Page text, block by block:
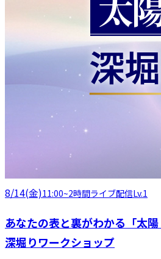
8/14(金)11:00~2時間ライブ配信Lv.1
あなたの表と裏がわかる「太陽
深堀りワークショップ